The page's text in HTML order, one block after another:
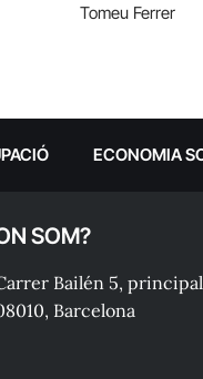
Tomeu Ferrer
ECONOMIA
SOM?
Bailén 5,
Barcelona